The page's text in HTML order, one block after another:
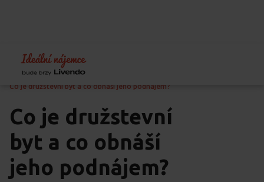
Home Blog
Jak pronajímat byt
Co je družstevní byt a co obnáší jeho podnájem?
Co je družstevní
byt a co obnáší
jeho podnájem?